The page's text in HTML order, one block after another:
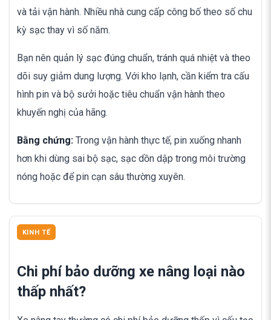
và tải vận hành. Nhiều nhà cung cấp công bố theo số chu
kỳ sạc thay vì số năm.
Bạn nên quản lý sạc đúng chuẩn, tránh quá nhiệt và theo
dõi suy giảm dung lượng. Với kho lạnh, cần kiểm tra cấu
hình pin và bộ sưởi hoặc tiêu chuẩn vận hành theo
khuyến nghị của hãng.
Bằng chứng: Trong vận hành thực tế, pin xuống nhanh
hơn khi dùng sai bộ sạc, sạc dồn dập trong môi trường
nóng hoặc để pin cạn sâu thường xuyên.
KINH TẾ
Chi phí bảo dưỡng xe nâng loại nào
thấp nhất?